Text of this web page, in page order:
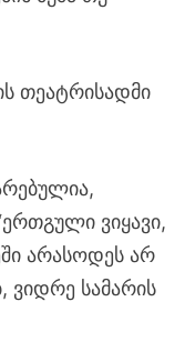
თეატრისადმი
ვიყავი,
არასოდეს არ
ვიდრე სამარის